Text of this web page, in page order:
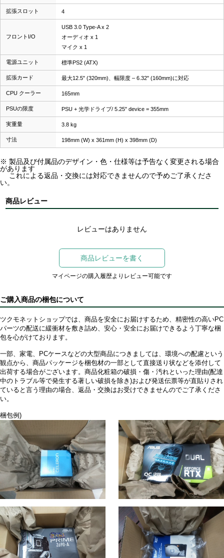
拡張スロット 4
フロントI/O
USB 3.0 Type-A x 2
オーディオ x 1
マイク x 1
電源ユニット 標準PS2 (ATX)
拡張カード 最大12.5" (320mm)、幅限度 – 6.32" (160mm)に対応
CPU クーラー 165mm
PSUの限度 PSU + 光学ドライブ/ 5.25" device = 355mm
実重量 3.8 kg
寸法 198mm (W) x 361mm (H) x 398mm (D)
※ 製品及び付属品のデザイン・色・仕様等は予告なく変更される場合
があります
これによる返品・交換には対応できませんので予めご了承くださ
い。
商品レビュー
レビューはありません
商品レビューを書く
マイページの購入履歴よりレビュー可能です
ご購入商品の梱包について
ツクモネットショップでは、商品を安全にお届けするため、精密性の高いPC
パーツの配送に緩衝材を敷き詰め、安心・安全にお届けできるよう丁寧な梱
包を心がけております。
一部、家電、PCケースなどの大型商品につきましては、環境への配慮という
観点から、商品パッケージを梱包材の一部として直接送り状などを添付して
出荷する場合がございます。商品化粧箱の破損・傷・汚れといった理由(配達
中のトラブル等で発生する著しい破損を除き)および発送伝票等が直貼りされ
ていると言う理由の場合、返品・交換はお受けできませんのでご了承くださ
い。
梱包例)